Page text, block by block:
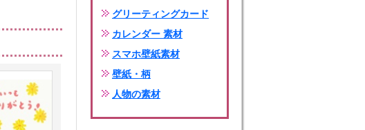
グリーティングカード
カレンダー 素材
スマホ壁紙素材
壁紙・柄
人物の素材